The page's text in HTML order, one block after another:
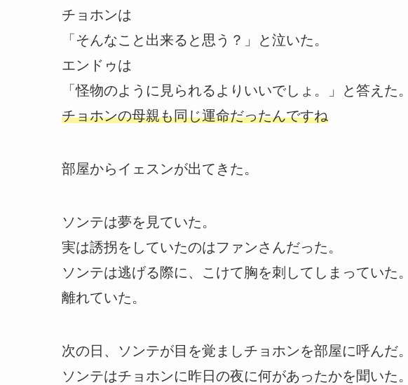
チョホンは
「そんなこと出来ると思う？」と泣いた。
エンドゥは
「怪物のように見られるよりいいでしょ。」と答えた。
チョホンの母親も同じ運命だったんですね
部屋からイェスンが出てきた。
ソンテは夢を見ていた。
実は誘拐をしていたのはファンさんだった。
ソンテは逃げる際に、こけて胸を刺してしまっていた
離れていた。
次の日、ソンテが目を覚ましチョホンを部屋に呼んだ。
ソンテはチョホンに昨日の夜に何があったかを聞いた